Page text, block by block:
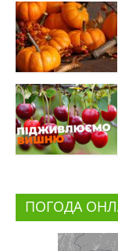
ПОГОДА